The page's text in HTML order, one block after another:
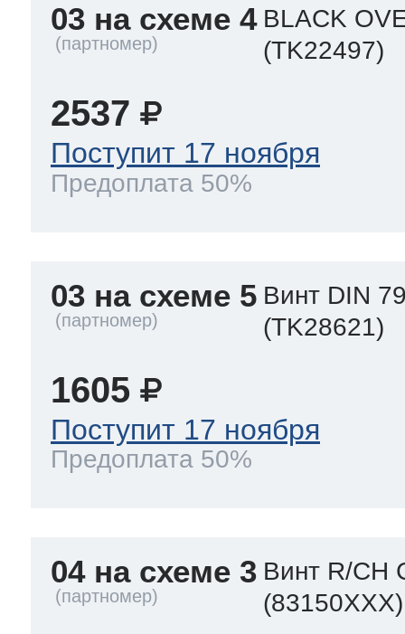
03 на схеме 4 BLACK
(TK22497)
2537
Поступит 17 ноября
Предоплата 50%
03 на схеме 5 Винт DIN
(TK28621)
1605
Поступит 17 ноября
Предоплата 50%
04 на схеме 3 Винт R/CH
(83150XXX)